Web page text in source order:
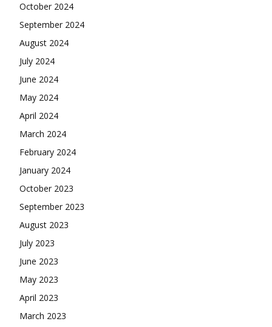
October 2024
September 2024
August 2024
July 2024
June 2024
May 2024
April 2024
March 2024
February 2024
January 2024
October 2023
September 2023
August 2023
July 2023
June 2023
May 2023
April 2023
March 2023